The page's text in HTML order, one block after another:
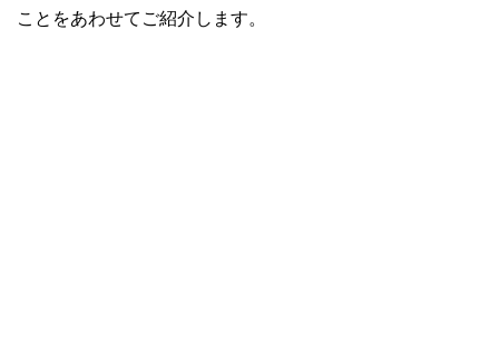
ことをあわせてご紹介します。